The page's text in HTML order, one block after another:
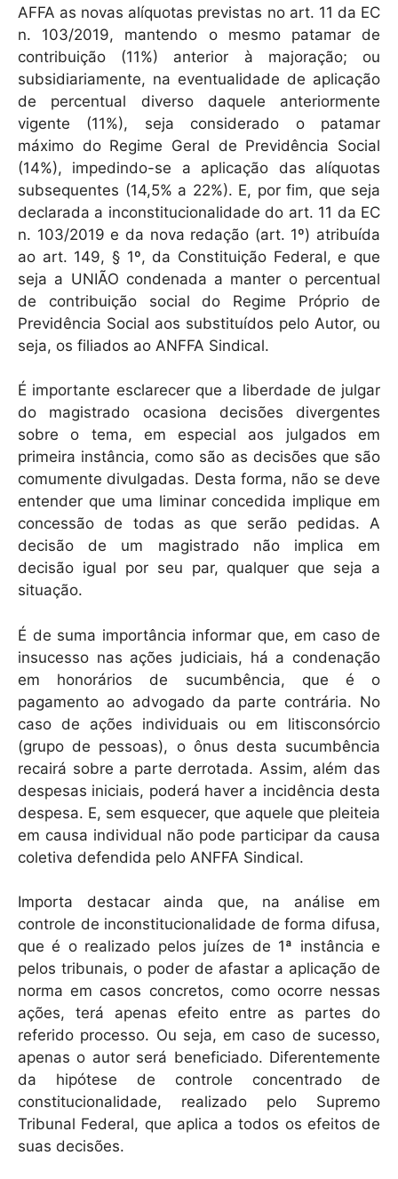
AFFA as novas alíquotas previstas no art. 11 da EC
n. 103/2019, mantendo o mesmo patamar de
contribuição (11%) anterior à majoração; ou
subsidiariamente, na eventualidade de aplicação
de percentual diverso daquele anteriormente
vigente (11%), seja considerado o patamar
máximo do Regime Geral de Previdência Social
(14%), impedindo-se a aplicação das alíquotas
subsequentes (14,5% a 22%). E, por fim, que seja
declarada a inconstitucionalidade do art. 11 da EC
n. 103/2019 e da nova redação (art. 1º) atribuída
ao art. 149, § 1º, da Constituição Federal, e que
seja a UNIÃO condenada a manter o percentual
de contribuição social do Regime Próprio de
Previdência Social aos substituídos pelo Autor, ou
seja, os filiados ao ANFFA Sindical.
É importante esclarecer que a liberdade de julgar
do magistrado ocasiona decisões divergentes
sobre o tema, em especial aos julgados em
primeira instância, como são as decisões que são
comumente divulgadas. Desta forma, não se deve
entender que uma liminar concedida implique em
concessão de todas as que serão pedidas. A
decisão de um magistrado não implica em
decisão igual por seu par, qualquer que seja a
situação.
É de suma importância informar que, em caso de
insucesso nas ações judiciais, há a condenação
em honorários de sucumbência, que é o
pagamento ao advogado da parte contrária. No
caso de ações individuais ou em litisconsórcio
(grupo de pessoas), o ônus desta sucumbência
recairá sobre a parte derrotada. Assim, além das
despesas iniciais, poderá haver a incidência desta
despesa. E, sem esquecer, que aquele que pleiteia
em causa individual não pode participar da causa
coletiva defendida pelo ANFFA Sindical.
Importa destacar ainda que, na análise em
controle de inconstitucionalidade de forma difusa,
que é o realizado pelos juízes de 1ª instância e
pelos tribunais, o poder de afastar a aplicação de
norma em casos concretos, como ocorre nessas
ações, terá apenas efeito entre as partes do
referido processo. Ou seja, em caso de sucesso,
apenas o autor será beneficiado. Diferentemente
da hipótese de controle concentrado de
constitucionalidade, realizado pelo Supremo
Tribunal Federal, que aplica a todos os efeitos de
suas decisões.